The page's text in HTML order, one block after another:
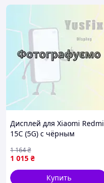
Дисплей для Xiaomi Redmi
15C (5G) с чёрным
GXQC Service Pack Original
1 015 ₴
1 164₴
Купить